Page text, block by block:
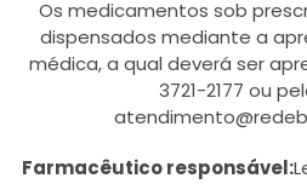
Os medicamentos sob
dispensados mediante a
médica, a qual deverá ser
3721-2177 ou
Farmacêutico responsável: